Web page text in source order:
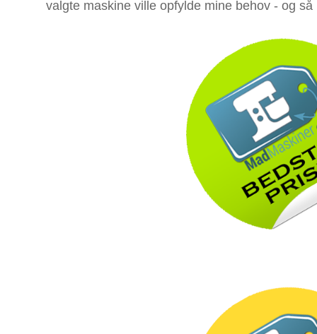
valgte maskine ville opfylde mine behov - og